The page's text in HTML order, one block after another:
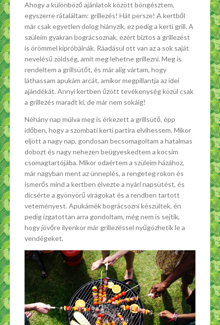
Ahogy a különböző ajánlatok között böngésztem,
egyszerre rátaláltam: grillezés! Hát persze! A kertből
már csak egyetlen dolog hiányzik, ez pedig a kerti grill. A
szüleim gyakran bográcsoznak, ezért biztos a grillezést
is örömmel kipróbálnák. Ráadásul ott van az a sok saját
nevelésű zöldség, amit meg lehetne grillezni. Meg is
rendeltem a grillsütőt, és már alig vártam, hogy
láthassam apukám arcát, amikor megpillantja az idei
ajándékát. Annyi kertben űzött tevékenység közül csak
a grillezés maradt ki, de már nem sokáig!
Néhány nap múlva meg is érkezett a grillsütő, épp
időben, hogy a szombati kerti partira elvihessem. Mikor
eljött a nagy nap, gondosan becsomagoltam a hatalmas
dobozt és nagy nehezen beügyeskedtem a kocsim
csomagtartójába. Mikor odaértem a szüleim házához,
már nagyban ment az ünneplés, a rengeteg rokon és
ismerős mind a kertben élvezte a nyári napsütést, és
dicsérte a gyönyörű virágokat és a rendben tartott
veteményest. Apukámék bográcsozni készültek, én
pedig izgatottan arra gondoltam, még nem is sejtik,
hogy jövőre ilyenkor már grillezéssel nyűgözhetik le a
vendégeket.